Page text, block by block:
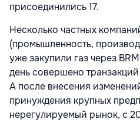
присоединились 17.
Несколько частных
(промышленность,
уже закупили газ через
день совершено
А после внесения
принуждения крупных
нерегулируемый рынок, с